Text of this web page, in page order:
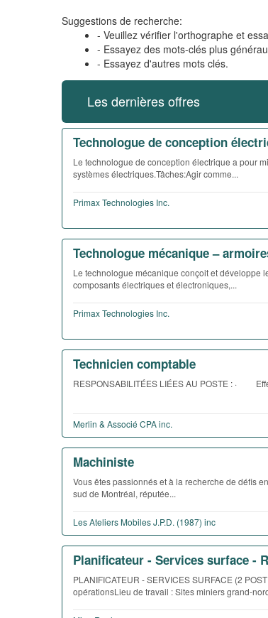
Suggestions de recherche:
- Veuillez vérifier l'orthographe et
- Essayez des mots-clés plus
- Essayez d'autres mots clés.
Les dernières offres
Technologue de conception
Le technologue de conception électrique a pour
systèmes électriques.Tâches:Agir comme...
Primax Technologies Inc.
Technologue mécanique –
Le technologue mécanique conçoit et développe
composants électriques et électroniques,...
Primax Technologies Inc.
Technicien comptable
RESPONSABILITÉES LIÉES AU POSTE : ·
Merlin & Associé CPA inc.
Machiniste
Vous êtes passionnés et à la recherche de défis
sud de Montréal, réputée...
Les Ateliers Mobiles J.P.D. (1987) inc
Planificateur - Services surface -
PLANIFICATEUR - SERVICES SURFACE (2
opérationsLieu de travail : Sites miniers grand-